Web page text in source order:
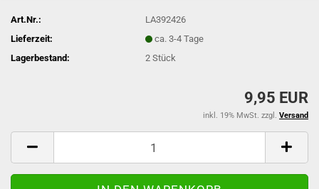
Art.Nr.:
LA392426
Lieferzeit:
ca. 3-4 Tage
Lagerbestand:
2Stück
9,95 EUR
inkl. 19% MwSt. zzgl. Versand